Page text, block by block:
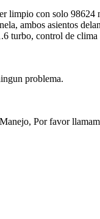
limpio con solo 98624
ambos asientos
turbo, control de
problema.
Por favor